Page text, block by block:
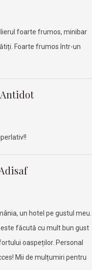
foarte frumos, minibar
Foarte frumos într-un
un hotel pe gustul meu.
făcută cu mult bun gust
oaspeților. Personal
Mii de mulțumiri pentru